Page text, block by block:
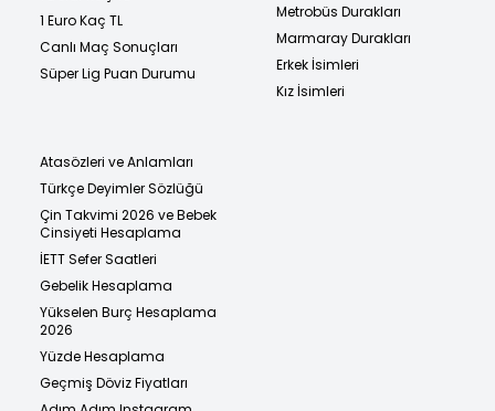
1 Euro Kaç TL
Canlı Maç Sonuçları
Süper Lig Puan Durumu
Metrobüs Durakları
Marmaray Durakları
Erkek İsimleri
Kız İsimleri
Atasözleri ve Anlamları
Türkçe Deyimler Sözlüğü
Çin Takvimi 2026 ve Bebek
Cinsiyeti Hesaplama
İETT Sefer Saatleri
Gebelik Hesaplama
Yükselen Burç Hesaplama
2026
Yüzde Hesaplama
Geçmiş Döviz Fiyatları